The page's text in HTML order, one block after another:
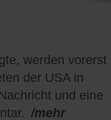
werden vorerst
der USA in
und eine
/mehr